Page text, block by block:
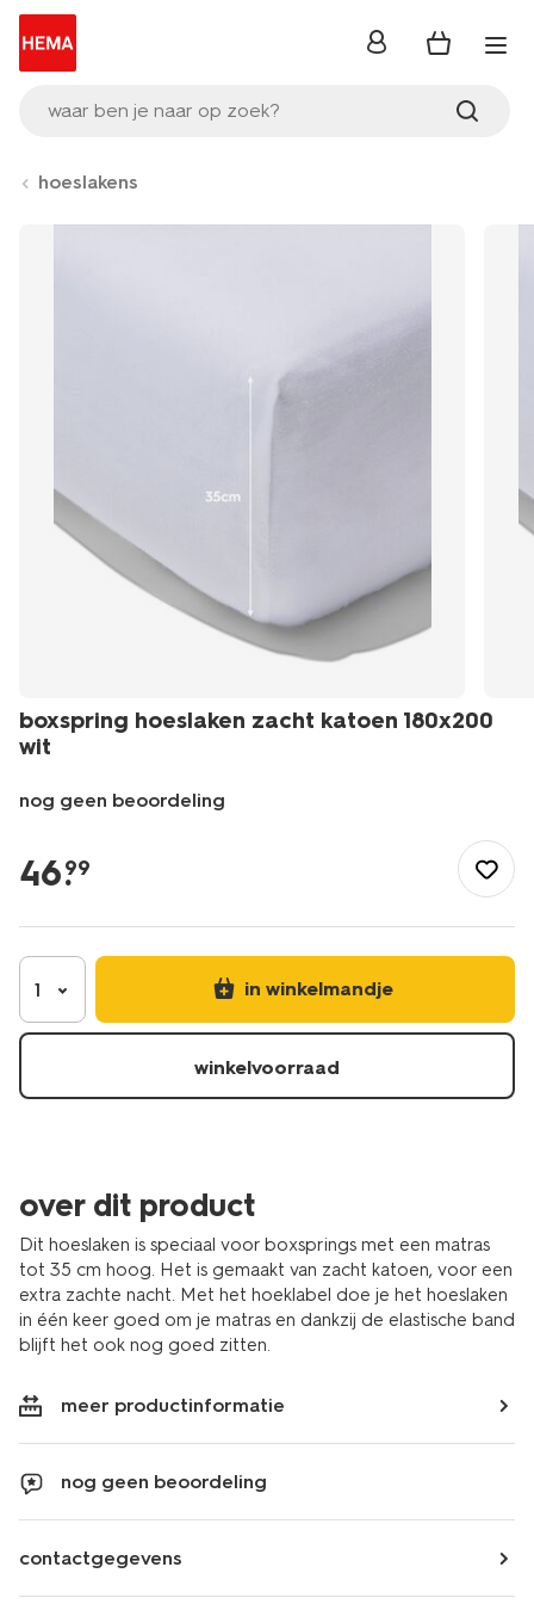
waar ben je naar op zoek?
inloggen
hoeslakens
boxspring hoeslaken zacht katoen 180x200
wit
nog geen beoordeling
be/slapen/beddengoed/hoeslakens/boxspring-
hoeslaken-
katoen-
180x200-
wit-
46.
99
1 in winkelmandje
winkelvoorraad
over dit product
Dit hoeslaken is speciaal voor boxsprings met een matras
tot 35 cm hoog. Het is gemaakt van zacht katoen, voor een
extra zachte nacht. Met het hoeklabel doe je het hoeslaken
in één keer goed om je matras en dankzij de elastische band
blijft het ook nog goed zitten.
meer productinformatie
nog geen beoordeling
contactgegevens